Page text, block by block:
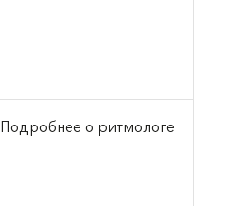
Подробнее о ритмологе